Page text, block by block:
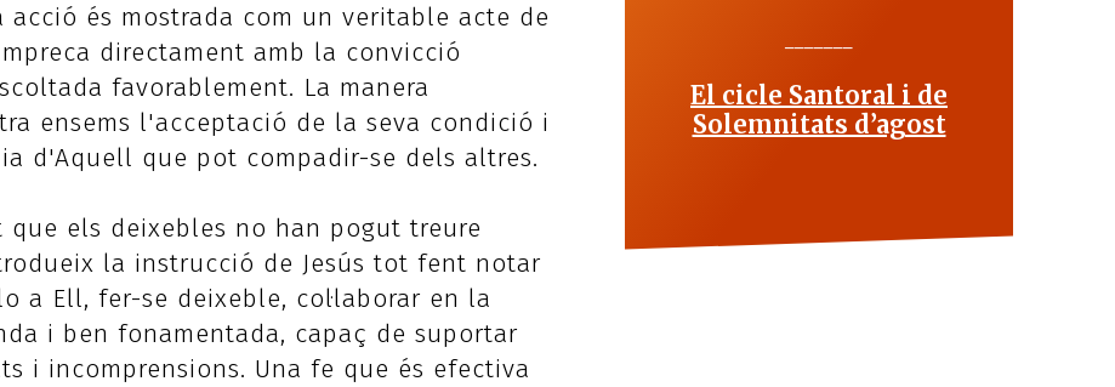
acció és mostrada com un veritable acte de
directament amb la convicció
favorablement. La manera
ensems l'acceptació de la seva condició i
d'Aquell que pot compadir-se dels altres.
els deixebles no han pogut treure
la instrucció de Jesús tot fent notar
a Ell, fer-se deixeble, col·laborar en la
i ben fonamentada, capaç de suportar
i incomprensions. Una fe que és efectiva
El cicle Santoral i de
Solemnitats d’agost